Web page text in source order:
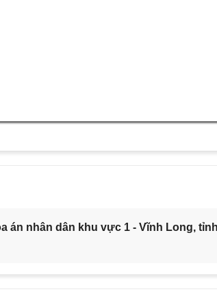
án nhân dân khu vực 1 - Vĩnh Long,